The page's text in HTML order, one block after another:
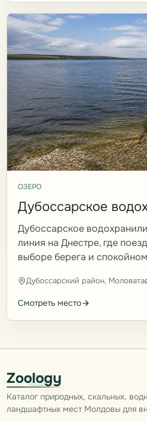
ОЗЕРО
Дубоссарское
Дубоссарское
линия на Днестре, где
выборе берега и
Дубоссарский район, Моловата
Смотреть место
Zoology
Каталог природных, скальных,
ландшафтных мест Молдовы для